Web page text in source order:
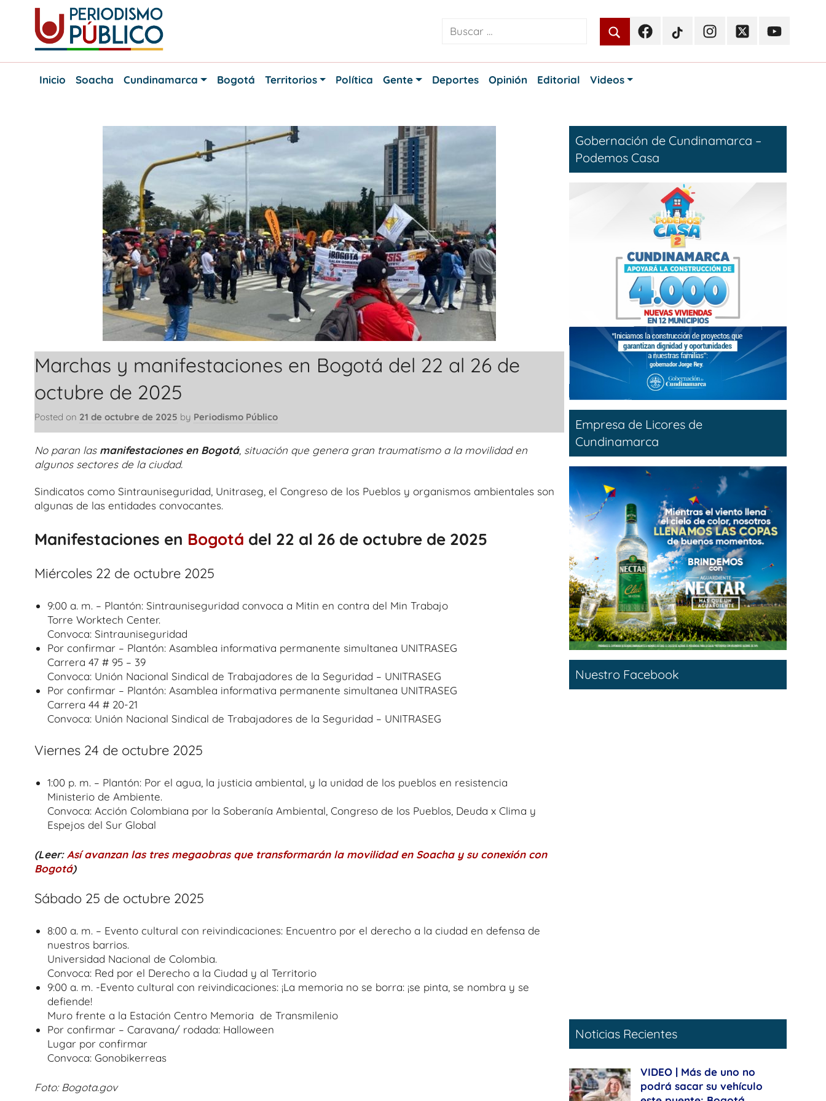
content
Periodismo
Noticias
FacebookTikTokInstagramTwitterYoutube
Inicio
Soacha Cundinamarca Bogotá Territorios Política Gente Deportes Opinión Editorial Videos
Marchas y manifestaciones en Bogotá del 22 al 26 de
octubre de 2025
Posted on 21 de octubre de 2025 by Periodismo Público
No paran las manifestaciones en Bogotá, situación que genera gran traumatismo a la movilidad en
algunos sectores de la ciudad.
Sindicatos como Sintrauniseguridad, Unitraseg, el Congreso de los Pueblos y organismos ambientales son
algunas de las entidades convocantes.
Manifestaciones en Bogotá del 22 al 26 de octubre de 2025
Miércoles 22 de octubre 2025
9:00 a. m. – Plantón: Sintrauniseguridad convoca a Mitin en contra del Min Trabajo
Torre Worktech Center.
Convoca: Sintrauniseguridad
Por confirmar – Plantón: Asamblea informativa permanente simultanea UNITRASEG
Carrera 47 # 95 – 39
Convoca: Unión Nacional Sindical de Trabajadores de la Seguridad – UNITRASEG
Por confirmar – Plantón: Asamblea informativa permanente simultanea UNITRASEG
Carrera 44 # 20-21
Convoca: Unión Nacional Sindical de Trabajadores de la Seguridad – UNITRASEG
Viernes 24 de octubre 2025
1:00 p. m. – Plantón: Por el agua, la justicia ambiental, y la unidad de los pueblos en resistencia
Ministerio de Ambiente.
Convoca: Acción Colombiana por la Soberanía Ambiental, Congreso de los Pueblos, Deuda x Clima y
Espejos del Sur Global
(Leer:Así avanzan las tres megaobras que transformarán la movilidad en Soacha y su conexión con
Bogotá)
Sábado 25 de octubre 2025
8:00 a. m. – Evento cultural con reivindicaciones: Encuentro por el derecho a la ciudad en defensa de
nuestros barrios.
Universidad Nacional de Colombia.
Convoca: Red por el Derecho a la Ciudad y al Territorio
9:00 a. m. -Evento cultural con reivindicaciones: ¡La memoria no se borra: ¡se pinta, se nombra y se
defiende!
Muro frente a la Estación Centro Memoria de Transmilenio
Por confirmar – Caravana/ rodada: Halloween
Lugar por confirmar
Convoca: Gonobikerreas
Foto: Bogota.gov
Gobernación de Cundinamarca –
Podemos Casa
Empresa de Licores de
Cundinamarca
Nuestro Facebook
Noticias Recientes
VIDEO | Más de uno no
podrá sacar su vehículo